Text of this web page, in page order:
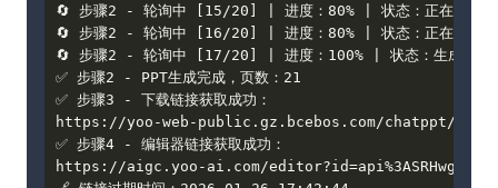
🔄 步骤2 - 轮询中 [15/20] | 进度：80% | 状态：正在输出
🔄 步骤2 - 轮询中 [16/20] | 进度：80% | 状态：正在输出
🔄 步骤2 - 轮询中 [17/20] | 进度：100% | 状态：生成已
✅ 步骤2 - PPT生成完成，页数：21
✅ 步骤3 - 下载链接获取成功：
https://yoo-web-public.gz.bcebos.com/chatppt/20260126/
✅ 步骤4 - 编辑器链接获取成功：
https://aigc.yoo-ai.com/